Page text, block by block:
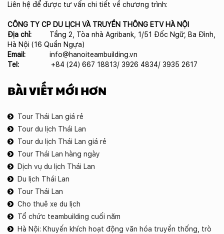
Liên hệ để được tư vấn chi tiết về chương trình:
CÔNG TY CP DU LỊCH VÀ TRUYỀN THÔNG ETV HÀ NỘI
Địa chỉ:
Tầng 2, Tòa nhà Agribank, 1/51 Đốc Ngữ, Ba Đình,
Hà Nội (16 Quần Ngựa)
Email:
info@hanoiteambuilding.vn
Tel:
+84 (24) 667 18813/ 3926 4834/ 3935 2617
BÀI VIẾT MỚI HƠN
Tour Thái Lan giá rẻ
Tour du lịch Thái Lan
Tour du lịch Thái Lan giá rẻ
Tour Thái Lan hàng ngày
Dịch vụ du lịch Thái Lan
Du lịch Thái Lan
Tour Thái Lan
Cho thuê xe du lịch
Tổ chức teambuilding cuối năm
Hà Nội: Khuyến khích hoạt động văn hóa truyền thống, trò